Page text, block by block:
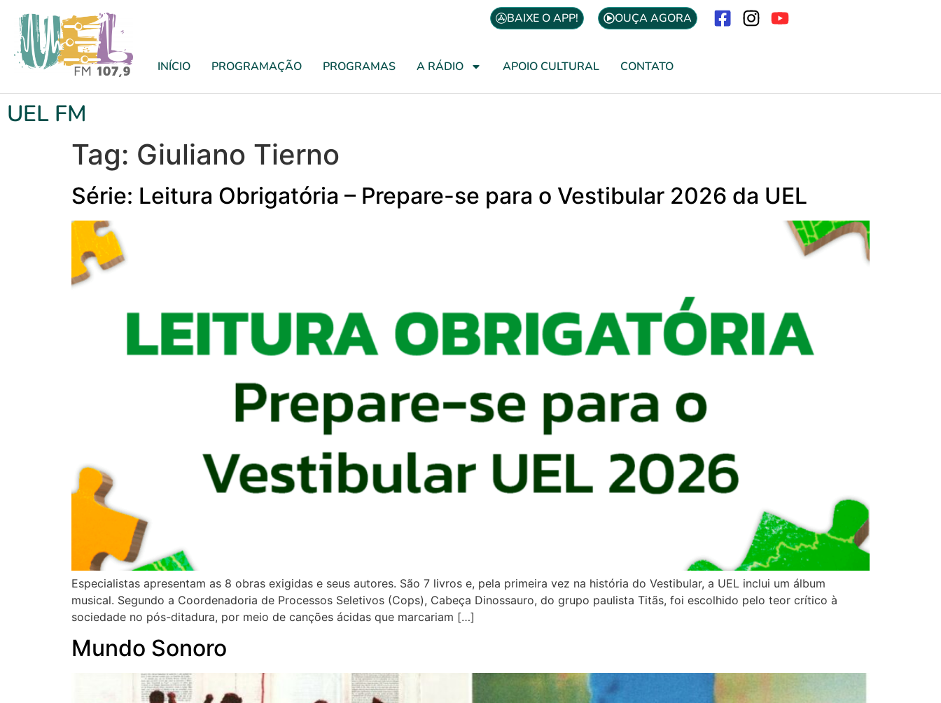
BAIXE O APP! OUÇA AGORA
INÍCIO PROGRAMAÇÃO PROGRAMAS A RÁDIO APOIO CULTURAL CONTATO
UEL FM
Tag: Giuliano Tierno
Série: Leitura Obrigatória – Prepare-se para o Vestibular 2026 da UEL
Especialistas apresentam as 8 obras exigidas e seus autores. São 7 livros e, pela primeira vez na história do Vestibular, a UEL inclui um álbum
musical. Segundo a Coordenadoria de Processos Seletivos (Cops), Cabeça Dinossauro, do grupo paulista Titãs, foi escolhido pelo teor crítico à
sociedade no pós-ditadura, por meio de canções ácidas que marcariam […]
Mundo Sonoro